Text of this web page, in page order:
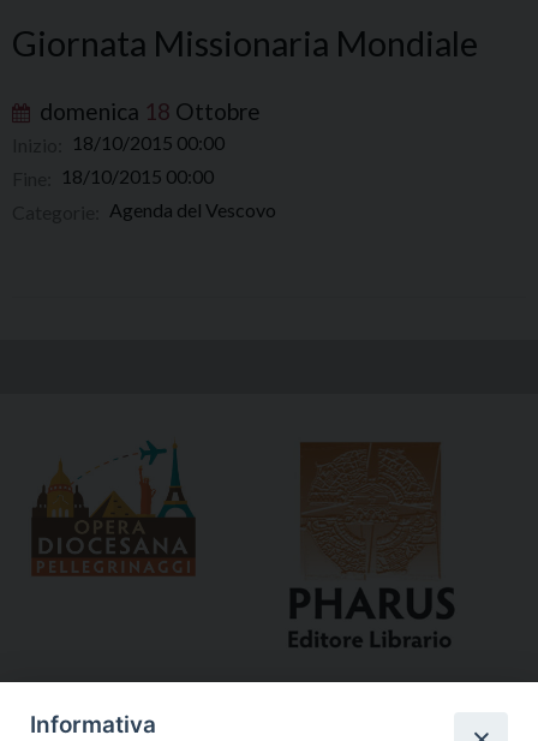
Giornata Missionaria Mondiale
domenica 18 Ottobre
18/10/2015 00:00
18/10/2015 00:00
Agenda del Vescovo
Informativa